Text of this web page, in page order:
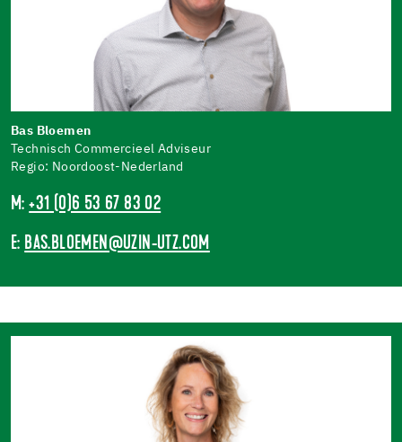
Bas Bloemen
Technisch Commercieel Adviseur
Regio: Noordoost-Nederland
M:+31 (0)6 53 67 83 02
E: BAS.BLOEMEN@UZIN-UTZ.COM